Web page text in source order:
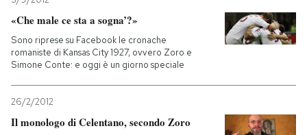
«Che male ce sta a sogna’?»
Sono riprese su Facebook le cronache
romaniste di Kansas City 1927, ovvero Zoro e
Simone Conte: e oggi è un giorno speciale
26/2/2012
Il monologo di Celentano, secondo Zoro